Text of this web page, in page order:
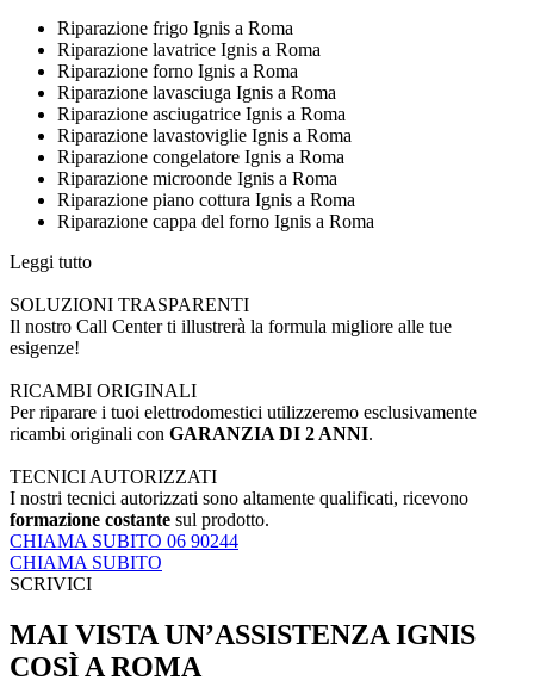
Riparazione frigo Ignis a Roma
Riparazione lavatrice Ignis a Roma
Riparazione forno Ignis a Roma
Riparazione lavasciuga Ignis a Roma
Riparazione asciugatrice Ignis a Roma
Riparazione lavastoviglie Ignis a Roma
Riparazione congelatore Ignis a Roma
Riparazione microonde Ignis a Roma
Riparazione piano cottura Ignis a Roma
Riparazione cappa del forno Ignis a Roma
Leggi tutto
SOLUZIONI TRASPARENTI
Il nostro Call Center ti illustrerà la formula migliore alle tue
esigenze!
RICAMBI ORIGINALI
Per riparare i tuoi elettrodomestici utilizzeremo esclusivamente
ricambi originali con GARANZIA DI 2 ANNI.
TECNICI AUTORIZZATI
I nostri tecnici autorizzati sono altamente qualificati, ricevono
formazione costante sul prodotto.
CHIAMA SUBITO 06 90244
CHIAMA SUBITO
SCRIVICI
MAI VISTA UN’ASSISTENZA IGNIS
COSÌ A ROMA